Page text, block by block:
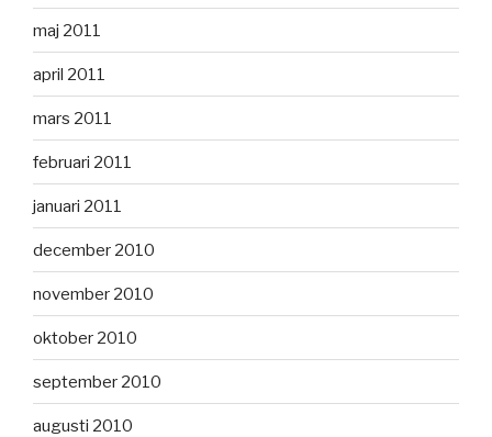
maj 2011
april 2011
mars 2011
februari 2011
januari 2011
december 2010
november 2010
oktober 2010
september 2010
augusti 2010